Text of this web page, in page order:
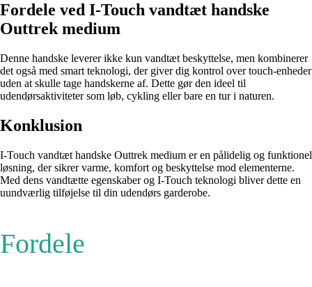
Fordele ved I-Touch vandtæt handske
Outtrek medium
Denne handske leverer ikke kun vandtæt beskyttelse, men kombinerer
det også med smart teknologi, der giver dig kontrol over touch-enheder
uden at skulle tage handskerne af. Dette gør den ideel til
udendørsaktiviteter som løb, cykling eller bare en tur i naturen.
Konklusion
I-Touch vandtæt handske Outtrek medium er en pålidelig og funktionel
løsning, der sikrer varme, komfort og beskyttelse mod elementerne.
Med dens vandtætte egenskaber og I-Touch teknologi bliver dette en
uundværlig tilføjelse til din udendørs garderobe.
Fordele